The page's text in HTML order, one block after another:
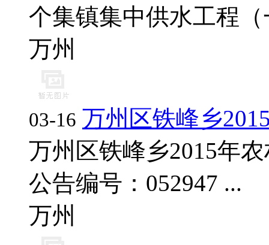
个集镇集中供水工程
万州
03-16 万州区铁峰乡
万州区铁峰乡2015年
公告编号：052947 ...
万州